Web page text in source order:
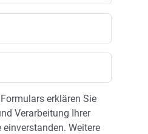
erklären Sie
Verarbeitung Ihrer
Weitere